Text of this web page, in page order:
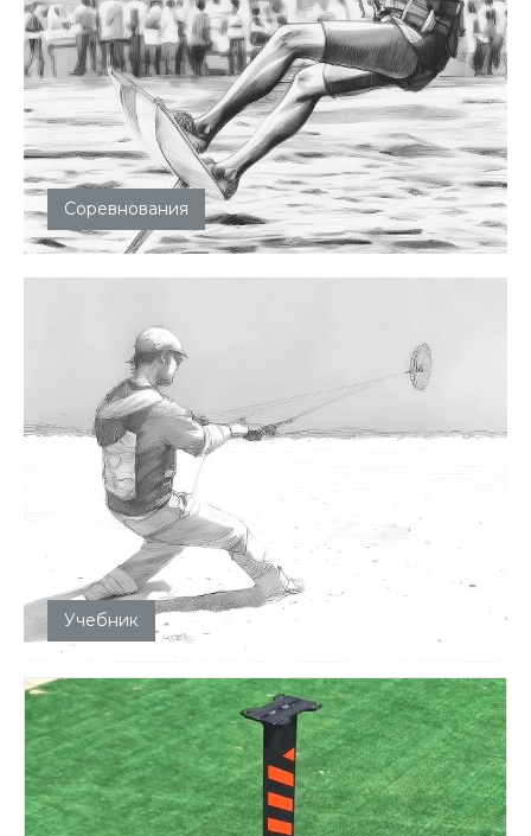
Соревнования
Учебник